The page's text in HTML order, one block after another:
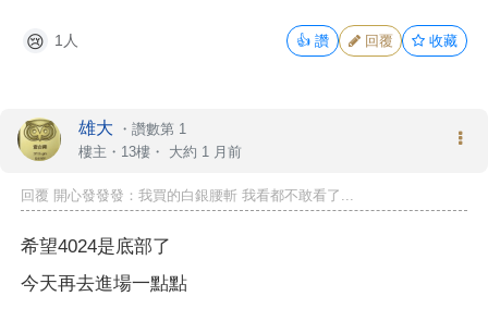
😢 1人 👍 讚 回覆 收藏
雄大 ・ 讚數第 1
樓主 ・13樓・ 大約 1 月前
回覆 開心發發發：我買的白銀腰斬 我看都不敢看了...
希望4024是底部了
今天再去進場一點點